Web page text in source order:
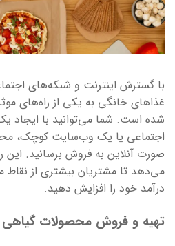
با گسترش اینترنت و شبکه‌های
غذاهای خانگی به یکی از راه‌های
شده است. شما می‌توانید با ایجاد
اجتماعی یا یک وب‌سایت کوچک،
صورت آنلاین به فروش برسانید.
می‌دهد تا مشتریان بیشتری از
درآمد خود را افزایش دهید.
تهیه و فروش محصولات گیاهی